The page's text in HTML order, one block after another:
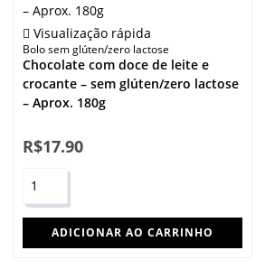
Visualização rápida
Bolo sem glúten/zero lactose
Chocolate com doce de leite e
crocante – sem glúten/zero lactose
– Aprox. 180g
R$17.90
ADICIONAR AO CARRINHO